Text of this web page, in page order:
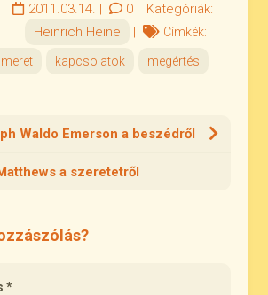
2011.03.14. | 0| Kategóriák:
Heinrich Heine
| Címkék:
kapcsolatok megértés
Waldo Emerson a beszédről
a szeretetről
*